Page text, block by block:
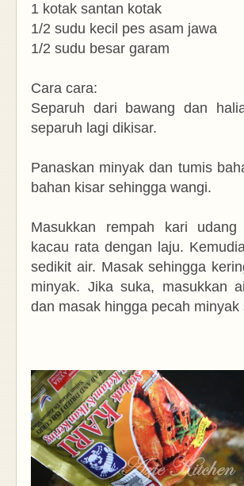
1 kotak santan kotak
1/2 sudu kecil pes asam jawa
1/2 sudu besar garam
Cara cara:
Separuh dari bawang dan
separuh lagi dikisar.
Panaskan minyak dan tumis
bahan kisar sehingga wangi.
Masukkan rempah kari
kacau rata dengan laju.
sedikit air. Masak sehingga
minyak. Jika suka, masukkan
dan masak hingga pecah minyak